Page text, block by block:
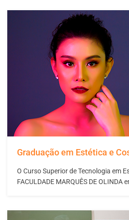
habilidades para que os alunos
recuperação da saúde humana e na…
Graduação em Estética e
O Curso Superior de Tecnologia em
FACULDADE MARQUÊS DE OLINDA
e Estética exigidas pelo mercado de